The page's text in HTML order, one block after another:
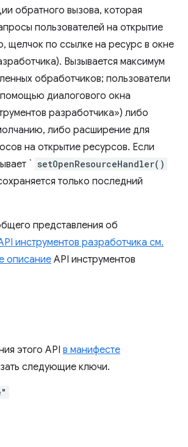
обратного вызова, которая
пользователей на открытие
щелчок по ссылке на ресурс в окне
Вызывается максимум
обработчиков; пользователи
помощью диалогового окна
разработчика») либо
либо расширение для
на открытие ресурсов. Если
` setOpenResourceHandler()
только последний
представления об
инструментов разработчика см.
описание API инструментов
этого API в манифесте
следующие ключи.